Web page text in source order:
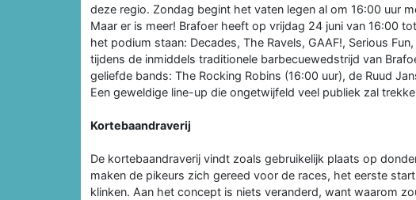
deze regio. Zondag begint het vaten legen al om 16:00 uur
Maar er is meer! Brafoer heeft op vrijdag 24 juni van 16:00
het podium staan: Decades, The Ravels, GAAF!, Serious
tijdens de inmiddels traditionele barbecuewedstrijd van
geliefde bands: The Rocking Robins (16:00 uur), de Ruud
Een geweldige line-up die ongetwijfeld veel publiek zal
Kortebaandraverij
De kortebaandraverij vindt zoals gebruikelijk plaats op
maken de pikeurs zich gereed voor de races, het eerste
klinken. Aan het concept is niets veranderd, want waarom